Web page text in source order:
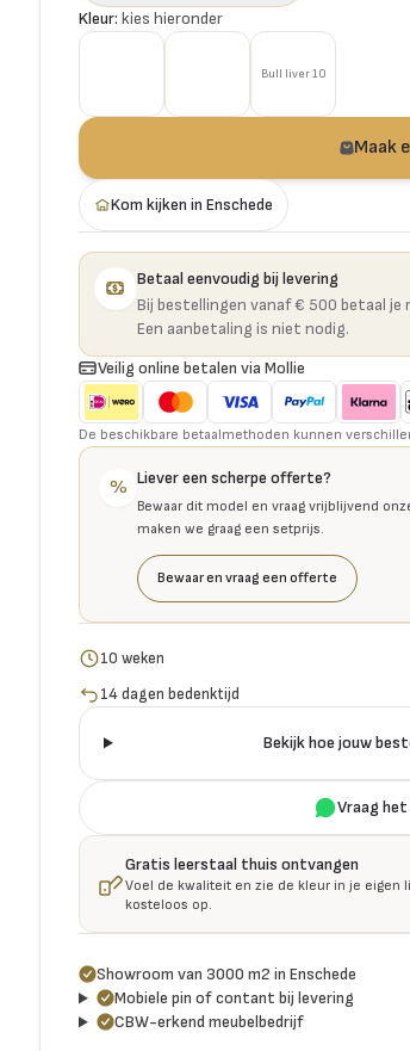
Kleur: kies hieronder
Bull liver 10
Maak
Kom kijken in Enschede
Betaal eenvoudig bij levering
Bij bestellingen vanaf € 500 betaal
Een aanbetaling is niet nodig.
Veilig online betalen via Mollie
De beschikbare betaalmethoden kunnen
% Liever een scherpe offerte?
Bewaar dit model en vraag vrijblijvend
maken we graag een setprijs.
Bewaar en vraag een offerte
10 weken
14 dagen bedenktijd
Bekijk hoe jouw
Vraag
Gratis leerstaal thuis ontvangen
Voel de kwaliteit en zie de kleur in je eigen
kosteloos op.
Showroom van 3000 m2 in Enschede
Mobiele pin of contant bij levering
CBW-erkend meubelbedrijf